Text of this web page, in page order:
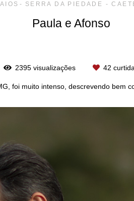
SERRA DA PIEDADE -
Paula e Afonso
2395 visualizações 42
foi muito intenso, descrevendo bem